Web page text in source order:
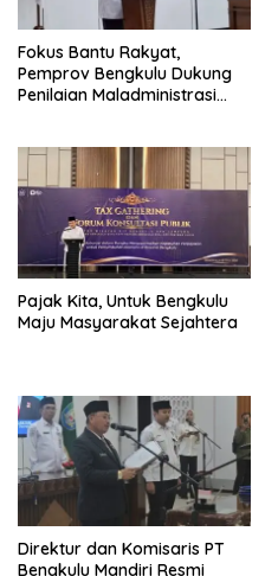
Fokus Bantu Rakyat,
Pemprov Bengkulu Dukung
Penilaian Maladministrasi
Pajak Kita, Untuk Bengkulu
Maju Masyarakat Sejahtera
Direktur dan Komisaris PT
Bengkulu Mandiri Resmi